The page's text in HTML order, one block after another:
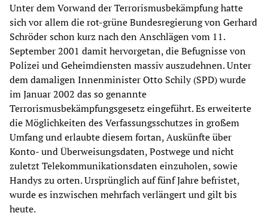
Unter dem Vorwand der Terrorismusbekämpfung hatte
sich vor allem die rot-grüne Bundesregierung von Gerhard
Schröder schon kurz nach den Anschlägen vom 11.
September 2001 damit hervorgetan, die Befugnisse von
Polizei und Geheimdiensten massiv auszudehnen. Unter
dem damaligen Innenminister Otto Schily (SPD) wurde
im Januar 2002 das so genannte
Terrorismusbekämpfungsgesetz eingeführt. Es erweiterte
die Möglichkeiten des Verfassungsschutzes in großem
Umfang und erlaubte diesem fortan, Auskünfte über
Konto- und Überweisungsdaten, Postwege und nicht
zuletzt Telekommunikationsdaten einzuholen, sowie
Handys zu orten. Ursprünglich auf fünf Jahre befristet,
wurde es inzwischen mehrfach verlängert und gilt bis
heute.